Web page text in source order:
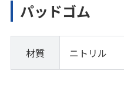
パッドゴム
材質 ニトリル